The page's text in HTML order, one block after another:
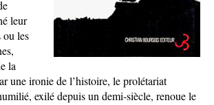
leur
ou les
la
une ironie de l’histoire, le prolétariat
exilé depuis un demi-siècle, renoue le